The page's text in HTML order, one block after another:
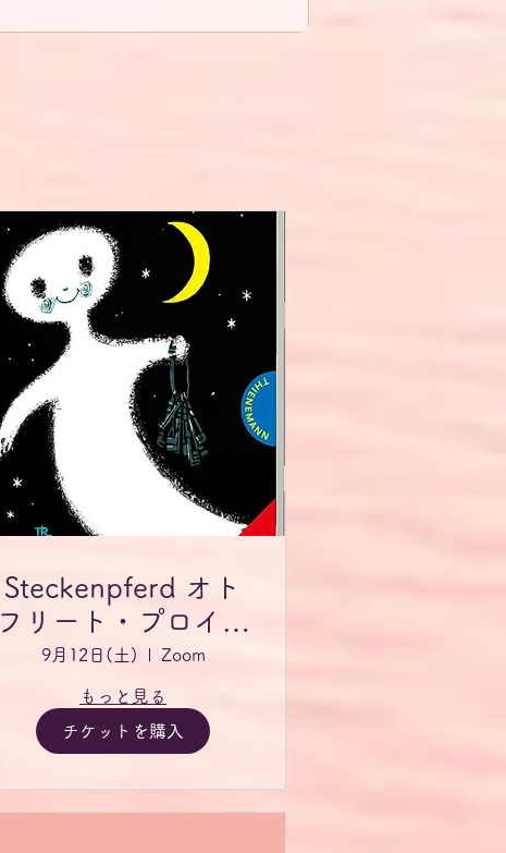
Steckenpferd オト
フリート・プロイス
ラ―読書会
9月12日(土) Zoom
もっと見る
チケットを購入